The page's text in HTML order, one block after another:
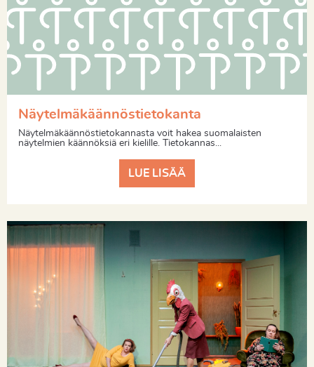
Näytelmäkäännöstietokanta
Näytelmäkäännöstietokannasta voit hakea suomalaisten
näytelmien käännöksiä eri kielille. Tietokannas...
LUE LISÄÄ